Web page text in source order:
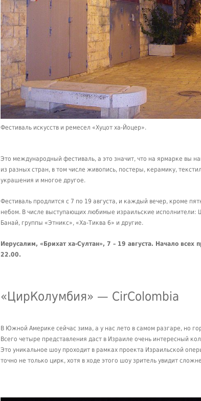
Фестиваль искусств и ремесел «Хуцот ха-Йоцер».
Это международный фестиваль, а это значит, что на ярмарке вы
из разных стран, в том числе живопись, постеры, керамику,
украшения и многое другое.
Фестиваль продлится с 7 по 19 августа, и каждый вечер, кроме
небом. В числе выступающих любимые израильские
Банай, группы «Этникс», «Ха-Тиква 6» и другие.
Иерусалим, «Брихат ха-Султан», 7 – 19 августа. Начало всех
22.00.
«ЦирКолумбия» — CirColombia
В Южной Америке сейчас зима, а у нас лето в самом разгаре, но
Всего четыре представления даст в Израиле очень интересный
Это уникальное шоу проходит в рамках проекта Израильской
точно не только цирк, хотя в ходе этого шоу зритель увидит